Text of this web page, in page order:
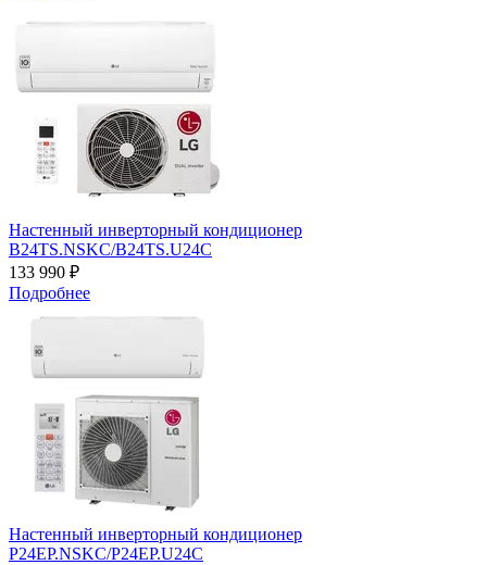
Настенный инверторный кондиционер
B24TS.NSKC/B24TS.U24C
133 990 ₽
Подробнее
Настенный инверторный кондиционер
P24EP.NSKC/P24EP.U24C